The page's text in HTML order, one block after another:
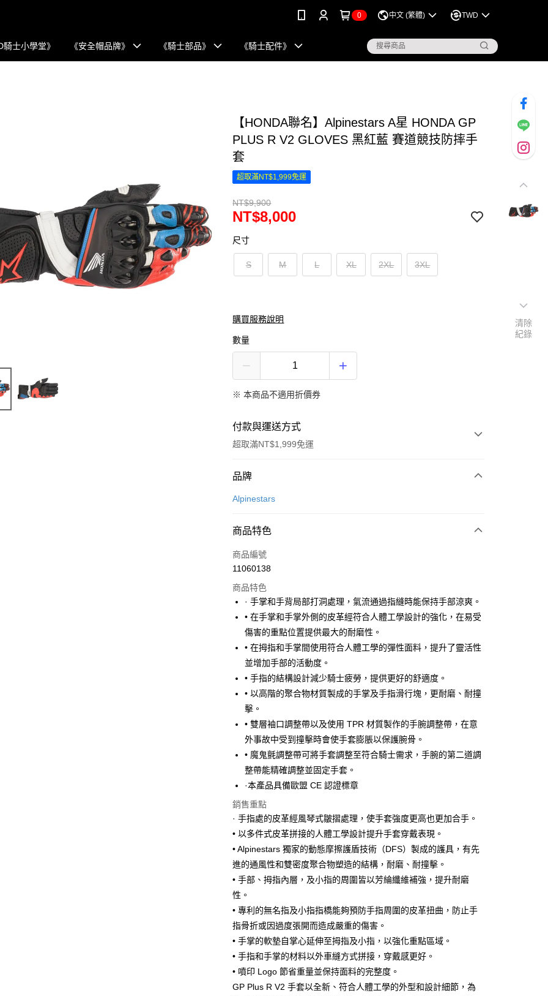
0 中文 (繁體) TWD
騎士小學堂》 《安全帽品牌》 《騎士部品》 《騎士配件》
【HONDA聯名】Alpinestars A星 HONDA GP
PLUS R V2 GLOVES 黑紅藍 賽道競技防摔手
套
超取滿NT$1,999免運
NT$9,900
NT$8,000
尺寸
S M L XL 2XL 3XL
購買服務說明
數量
※ 本商品不適用折價券
付款與運送方式
超取滿NT$1,999免運
付款方式
信用卡一次付款
合作金庫商業銀行
華南商業銀行
上海商業儲蓄銀行
國泰世華商業銀行
兆豐國際商業銀行
臺灣中小企業銀行
台中商業銀行
聯邦商業銀行
遠東國際商業銀行
元大商業銀行
永豐商業銀行
玉山商業銀行
台新國際商業銀行
中國信託商業銀行
台灣樂天信用卡公司
超商取貨付款
LINE Pay
Apple Pay
街口支付
悠遊付
Google Pay
全盈+PAY
大哥付你分期
相關說明
【大哥付你分期使用說明】
1.本服務由台灣大哥大提供，台灣大哥大用戶可立即使用無須另外申請。
2.付款方式選擇「大哥付你分期」，訂單成立後會自動跳轉到大哥付的交易
流程，驗證手機門號後，選擇欲分期的期數、繳款截止日，確認付款後即
3.實際核准額度、可分期數及費用金額請依後續交易確認頁面所載為準。
4.訂單成立30分鐘內，如未前往確認交易或遇審核未通過，訂單將自動取
無法說明評估內容。
【繳款方式說明】
1.分期款項不併入電信帳單，「大哥付你分期」於每月結算日後寄送繳費提
醒簡訊。
2.透過簡訊連結打開帳單後，可選擇「超商條碼／台灣大直營門市／銀行轉
帳／街口支付／iPASS MONEY」等通路繳費。
【注意事項】
1.本服務係由「台灣大哥大股份有限公司」（以下簡稱本公司）所提供，讓
用戶於交易時，得透過本服務購買商品或服務，並由商店將買賣／分期付
款買賣價金債權讓與本公司後，依約使用本公司帳單繳交帳款。
2.基於同意付款使用「大哥付你分期」之契約關係目的，商店將以您的個人
資料（包含姓名、電話或地址）提供予台灣大哥大進項蒐集、處理及利
3.完整用戶服務條款，請詳閱以下連結：https://oppay.tw/userRule
AFTEE先享後付
相關說明
【關於「AFTEE先享後付」】
便利好安心！
１．簡單：不需註冊會員、不需綁卡、不需儲值。
２．便利：只要手機號碼，簡訊認證，即可結帳。
３．安心：先確認商品／服務後，再付款。
【「AFTEE先享後付」結帳流程】
付」結帳頁面，進行簡訊認證並確認金額後，即可完成結帳。
２．訂單成立數日內，您將收到繳費通知簡訊。
３．收到繳費通知簡訊後14天內，點擊此簡訊中的連結，可透過四大超商
／ATM／網路銀行／等多元方式進行付款，方視為交易完成。
※ 請注意：結帳手續完成當下不需立刻繳費，但若您需要取消訂單，請聯
絡購買商品的店家。未經商家同意取消之訂單仍視為有效，需透過AFTEE
※ 交易是否成功請以「AFTEE先享後付 」之結帳頁面顯示為準，若有關於
是否繳費成功／繳費後需取消欲退款等相關疑問，請聯繫「AFTEE先享後
付客戶支援中心」 https://netprotections.freshdesk.com/support/home
運送方式
全家取貨付款
每筆NT$80，滿NT$1,999(含以上)免運費
付款後全家取貨
每筆NT$80，滿NT$1,999(含以上)免運費
每筆NT$80，滿NT$1,999(含以上)免運費
付款後7-11取貨
每筆NT$80，滿NT$1,999(含以上)免運費
品牌
Alpinestars
商品特色
商品編號
11060138
商品特色
· 手掌和手背局部打洞處理，氣流通過指縫時能保持手部涼爽。
• 在手掌和手掌外側的皮革經符合人體工學設計的強化，在易受
傷害的重點位置提供最大的耐磨性。
• 在拇指和手掌間使用符合人體工學的彈性面料，提升了靈活性
並增加手部的活動度。
• 手指的結構設計減少騎士疲勞，提供更好的舒適度。
• 以高階的聚合物材質製成的手掌及手指滑行塊，更耐磨、耐撞
擊。
• 雙層袖口調整帶以及使用 TPR 材質製作的手腕調整帶，在意
外事故中受到撞擊時會使手套膨脹以保護腕骨。
• 魔鬼氈調整帶可將手套調整至符合騎士需求，手腕的第二道調
整帶能精確調整並固定手套。
·本產品具備歐盟 CE 認證標章
銷售重點
· 手指處的皮革經風琴式皺摺處理，使手套強度更高也更加合手。
• 以多件式皮革拼接的人體工學設計提升手套穿戴表現。
• Alpinestars 獨家的動態摩擦護盾技術（DFS）製成的護具，有先
進的通風性和雙密度聚合物塑造的結構，耐磨、耐撞擊。
• 手部、拇指內層，及小指的周圍皆以芳綸纖維補強，提升耐磨
性。
• 專利的無名指及小指指橋能夠預防手指周圍的皮革扭曲，防止手
指骨折或因過度張開而造成嚴重的傷害。
• 手掌的軟墊自掌心延伸至拇指及小指，以強化重點區域。
• 手指和手掌的材料以外車縫方式拼接，穿戴感更好。
• 噴印 Logo 節省重量並保持面料的完整度。
GP Plus R V2 手套以全新、符合人體工學的外型和設計細節，為
清除
紀錄